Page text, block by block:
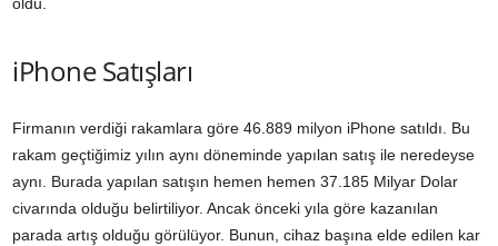
oldu.
iPhone Satışları
Firmanın verdiği rakamlara göre 46.889 milyon iPhone satıldı. Bu
rakam geçtiğimiz yılın aynı döneminde yapılan satış ile neredeyse
aynı. Burada yapılan satışın hemen hemen 37.185 Milyar Dolar
civarında olduğu belirtiliyor. Ancak önceki yıla göre kazanılan
parada artış olduğu görülüyor. Bunun, cihaz başına elde edilen kar